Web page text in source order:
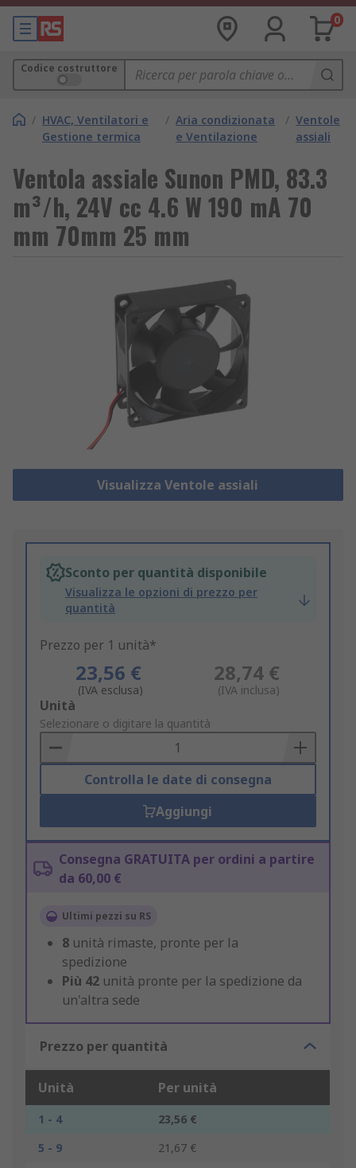
0
Codice costruttore
/ HVAC, Ventilatori e
Gestione termica
/ Aria condizionata
e Ventilazione
/ Ventole
assiali
Ventola assiale Sunon PMD, 83.3
m³/h, 24V cc 4.6 W 190 mA 70
mm 70mm 25 mm
Visualizza Ventole assiali
Sconto per quantità disponibile
Visualizza le opzioni di prezzo per
quantità
Prezzo per 1 unità*
23,56 €
(IVA esclusa)
28,74 €
(IVA inclusa)
Add
to
Basket
Unità
Selezionare o digitare la quantità
Controlla le date di consegna
Aggiungi
Consegna GRATUITA per ordini a partire
da 60,00 €
Ultimi pezzi su RS
8 unità rimaste, pronte per la
spedizione
Più 42 unità pronte per la spedizione da
un'altra sede
Prezzo per quantità
Unità Per unità
1 - 4
23,56 €
5 - 9
21,67 €